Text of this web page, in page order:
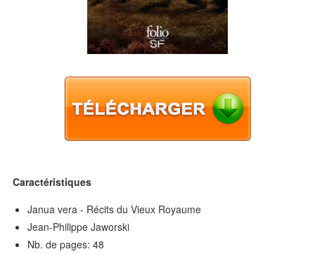
Caractéristiques
Janua vera - Récits du Vieux Royaume
Jean-Philippe Jaworski
Nb. de pages: 48